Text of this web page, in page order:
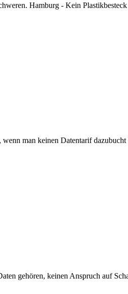
Hamburg - Kein
wenn man keinen Datentarif
gehören, keinen Anspruch auf